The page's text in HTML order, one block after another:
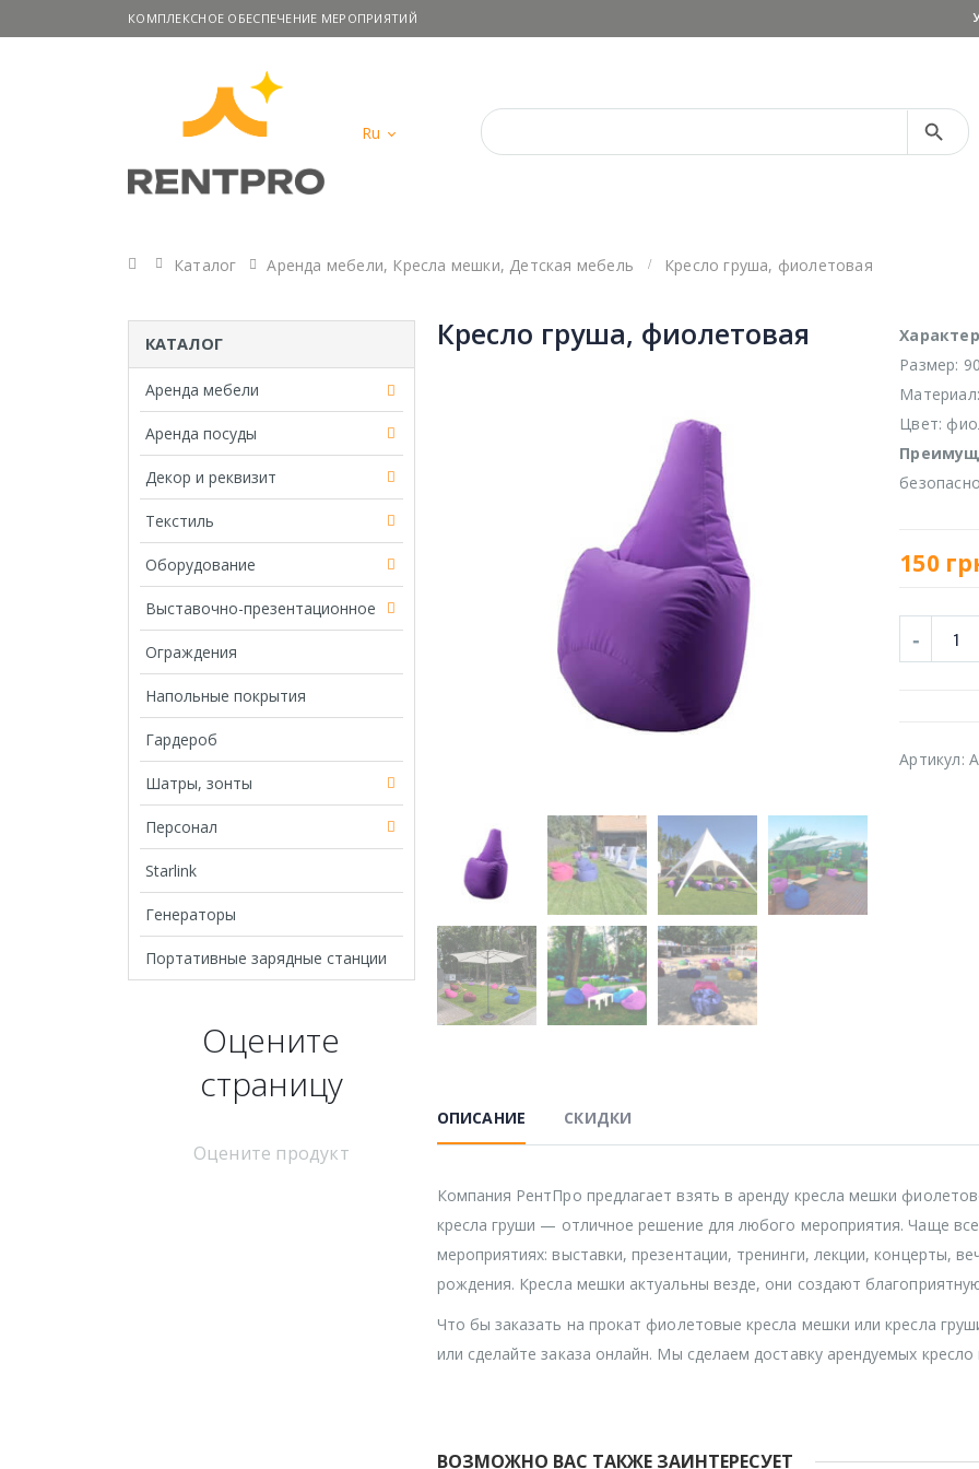
КОМПЛЕКСНОЕ ОБЕСПЕЧЕНИЕ МЕРОПРИЯТИЙ
Ru
Search Button
Главная
Каталог Аренда мебели, Кресла мешки, Детская мебель
Кресло груша, фиолетовая
Кресло груша, фиолетовая
Размер:
Цвет:
150
Артикул:
ОПИСАНИЕ СКИДКИ
Компания РентПро предлагает взять в аренду кресла мешки
кресла груши — отличное решение для любого мероприятия. Чаще
мероприятиях: выставки, презентации, тренинги, лекции, концерты,
рождения. Кресла мешки актуальны везде, они создают
Что бы заказать на прокат фиолетовые кресла мешки или кресла
или сделайте заказа онлайн. Мы сделаем доставку арендуемых
ВОЗМОЖНО ВАС ТАКЖЕ ЗАИНТЕРЕСУЕТ
КАТАЛОГ
Аренда мебели
Аренда посуды
Декор и реквизит
Текстиль
Оборудование
Выставочно-презентационное
Ограждения
Напольные покрытия
Гардероб
Шатры, зонты
Персонал
Starlink
Генераторы
Портативные зарядные станции
Оцените
страницу
Оцените продукт